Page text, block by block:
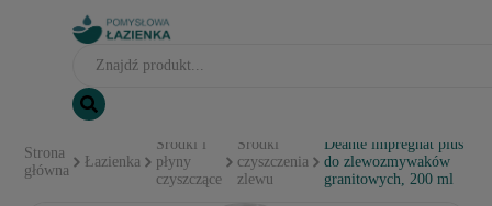
Strona
główna
Łazienka
Środki i
płyny
czyszczące
Środki
czyszczenia
zlewu
Deante impregnat plus
do zlewozmywaków
granitowych, 200 ml